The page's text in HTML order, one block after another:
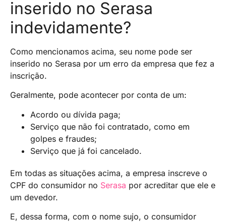
inserido no Serasa
indevidamente?
Como mencionamos acima, seu nome pode ser
inserido no Serasa por um erro da empresa que fez a
inscrição.
Geralmente, pode acontecer por conta de um:
Acordo ou dívida paga;
Serviço que não foi contratado, como em
golpes e fraudes;
Serviço que já foi cancelado.
Em todas as situações acima, a empresa inscreve o
CPF do consumidor no Serasa por acreditar que ele e
um devedor.
E, dessa forma, com o nome sujo, o consumidor